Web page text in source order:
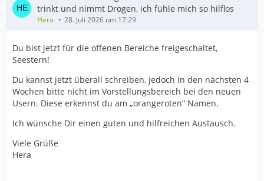
trinkt und nimmt Drogen, ich fühle mich so hilflos
Hera 28. Juli 2026 um 17:29
Du bist jetzt für die offenen Bereiche freigeschaltet,
Seestern!
Du kannst jetzt überall schreiben, jedoch in den nächsten 4
Wochen bitte nicht im Vorstellungsbereich bei den neuen
Usern. Diese erkennst du am „orangeroten“ Namen.
Ich wünsche Dir einen guten und hilfreichen Austausch.
Viele Grüße
Hera